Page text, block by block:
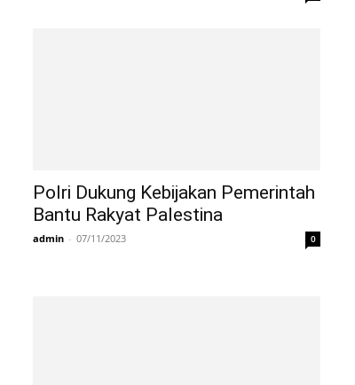
Polri Dukung Kebijakan Pemerintah
Bantu Rakyat Palestina
admin - 07/11/2023 0